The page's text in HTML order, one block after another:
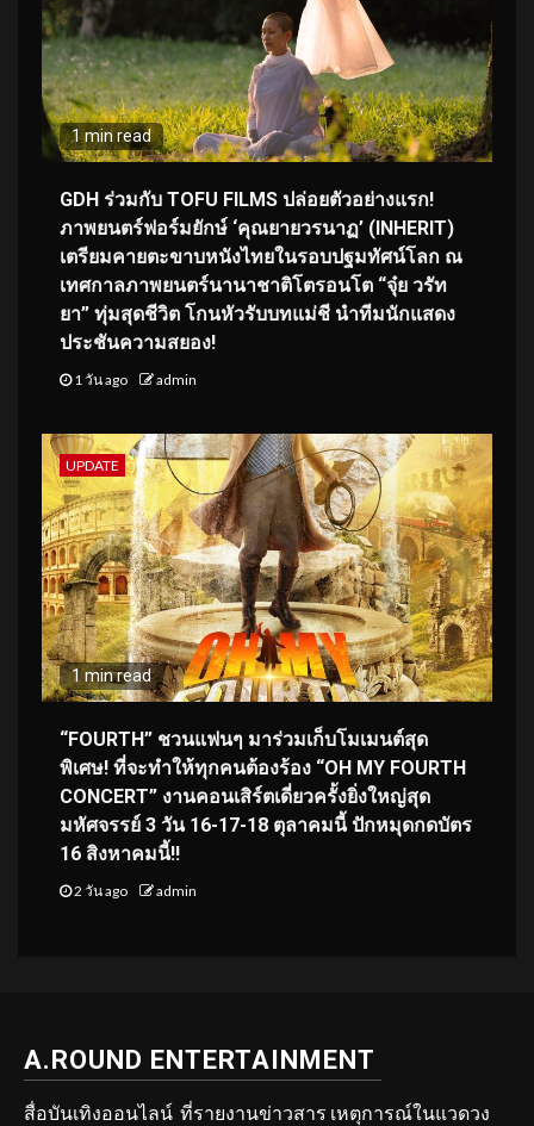
1 min read
GDH ร่วมกับ TOFU FILMS ปล่อยตัวอย่างแรก!
ภาพยนตร์ฟอร์มยักษ์ ‘คุณยายวรนาฏ’ (INHERIT)
เตรียมคายตะขาบหนังไทยในรอบปฐมทัศน์โลก ณ
เทศกาลภาพยนตร์นานาชาติโตรอนโต “จุ๋ย วรัท
ยา” ทุ่มสุดชีวิต โกนหัวรับบทแม่ชี นำทีมนักแสดง
ประชันความสยอง!
1 วัน ago admin
UPDATE
1 min read
“FOURTH” ชวนแฟนๆ มาร่วมเก็บโมเมนต์สุด
พิเศษ! ที่จะทำให้ทุกคนต้องร้อง “OH MY FOURTH
CONCERT” งานคอนเสิร์ตเดี่ยวครั้งยิ่งใหญ่สุด
มหัศจรรย์ 3 วัน 16-17-18 ตุลาคมนี้ ปักหมุดกดบัตร
16 สิงหาคมนี้!!
2 วัน ago admin
A.ROUND ENTERTAINMENT
สื่อบันเทิงออนไลน์ ที่รายงานข่าวสาร เหตุการณ์ในแวดวง